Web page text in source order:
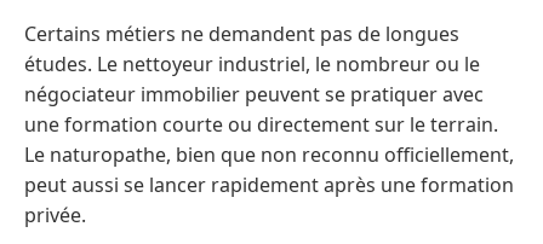
Certains métiers ne demandent pas de longues
études. Le nettoyeur industriel, le nombreur ou le
négociateur immobilier peuvent se pratiquer avec
une formation courte ou directement sur le terrain.
Le naturopathe, bien que non reconnu officiellement,
peut aussi se lancer rapidement après une formation
privée.